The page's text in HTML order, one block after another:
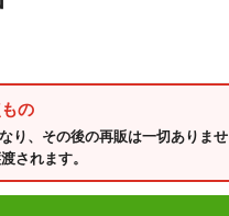
の
り、その後の再販は一切ありませ
されます。